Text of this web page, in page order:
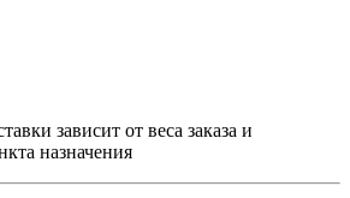
зависит от веса заказа и
назначения